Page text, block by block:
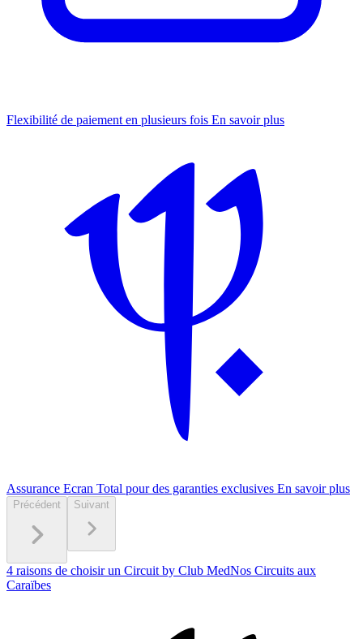
Flexibilité de paiement en plusieurs fois En savoir plus
Assurance Ecran Total pour des garanties exclusives En savoir plus
Précédent Suivant
4 raisons de choisir un Circuit by Club MedNos Circuits aux
Caraïbes